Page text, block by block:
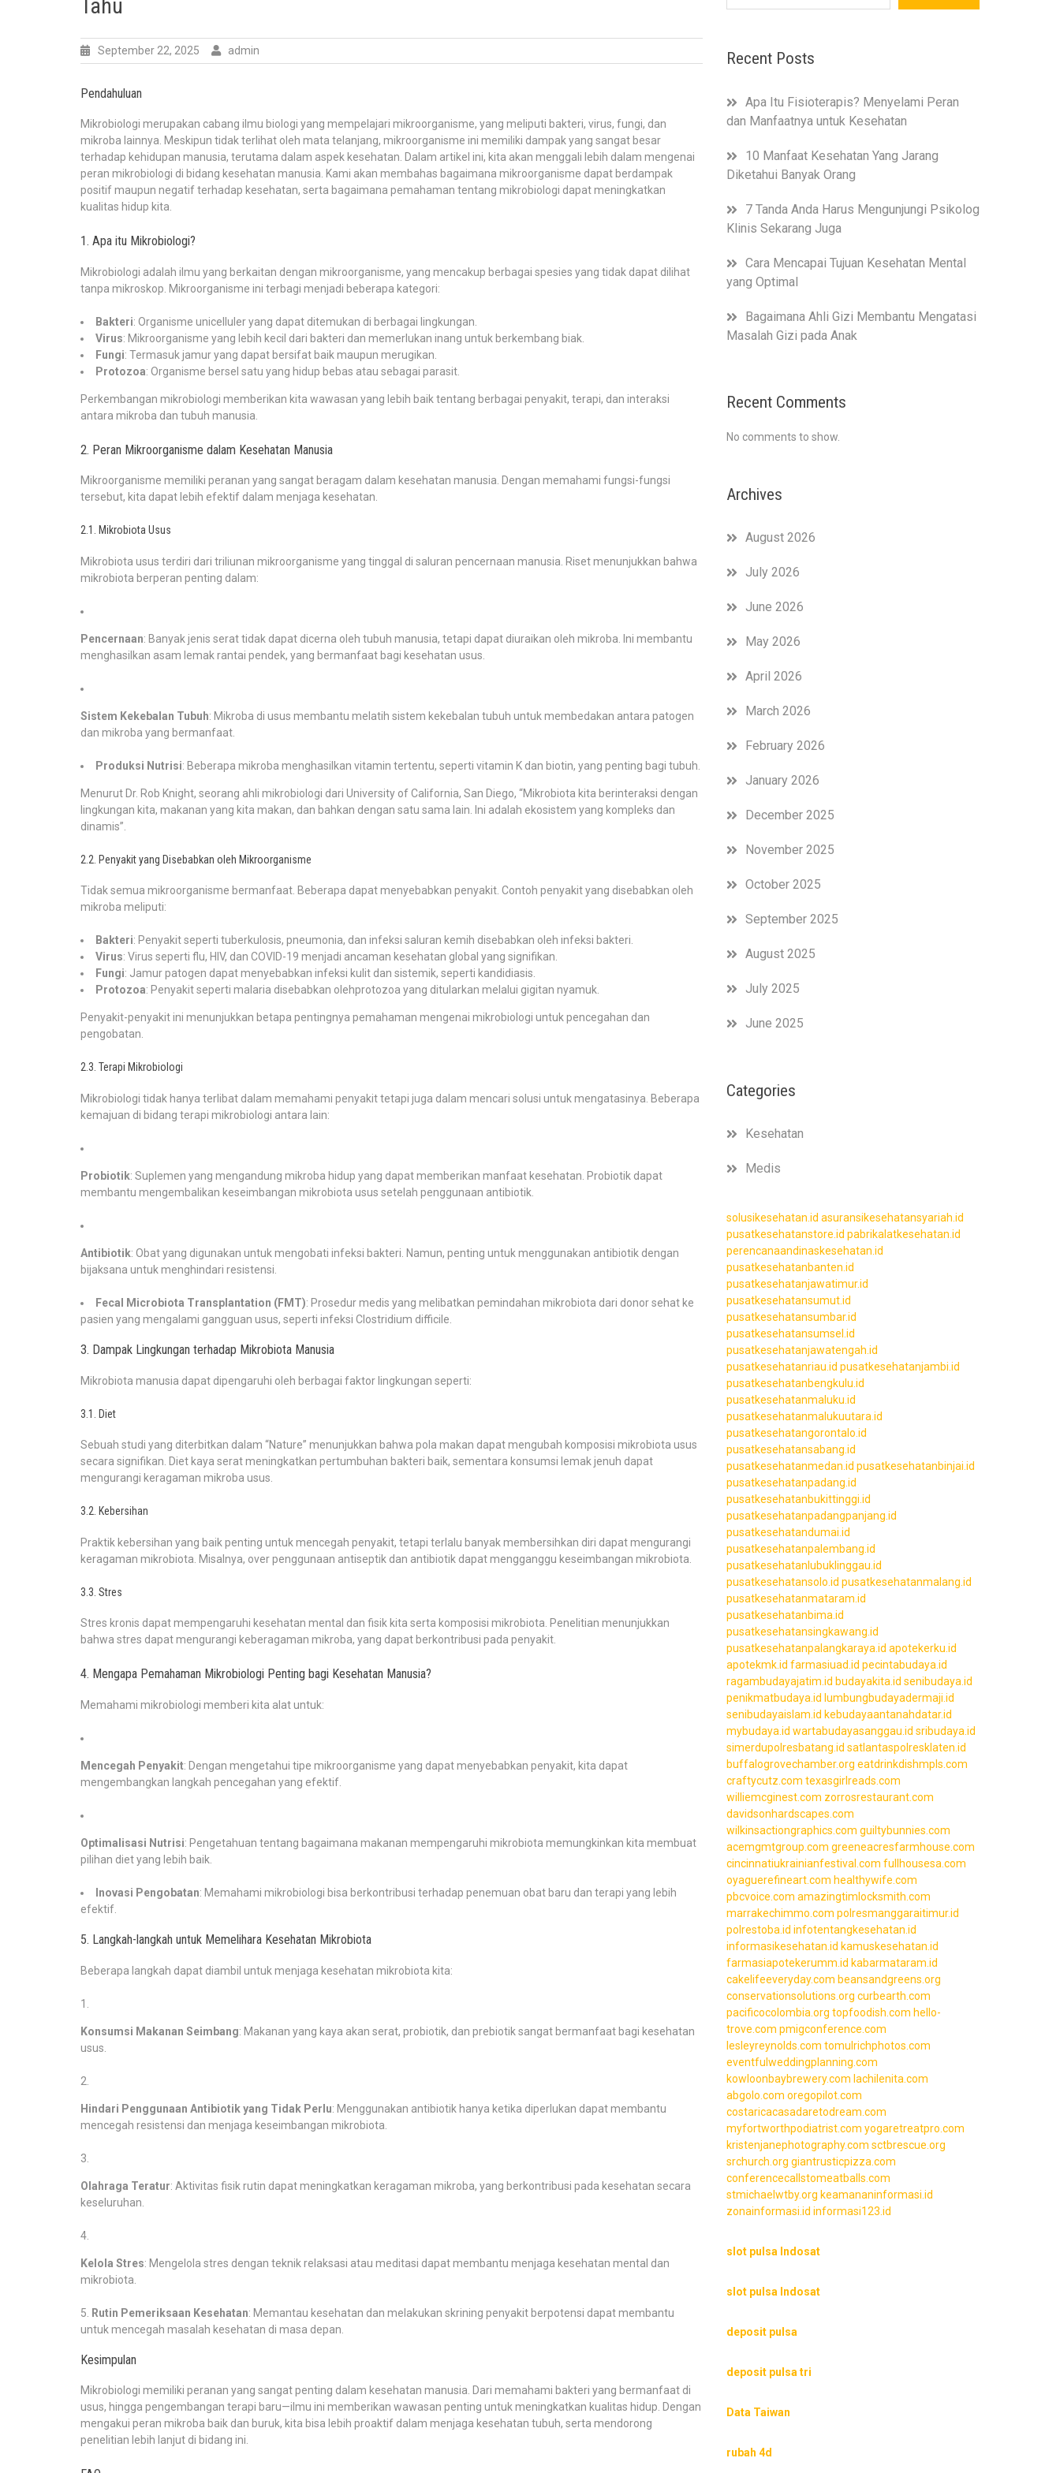
Tahu
September 22, 2025 admin
Pendahuluan
Mikrobiologi merupakan cabang ilmu biologi yang mempelajari mikroorganisme, yang meliputi bakteri, virus, fungi, dan
mikroba lainnya. Meskipun tidak terlihat oleh mata telanjang, mikroorganisme ini memiliki dampak yang sangat besar
terhadap kehidupan manusia, terutama dalam aspek kesehatan. Dalam artikel ini, kita akan menggali lebih dalam mengenai
peran mikrobiologi di bidang kesehatan manusia. Kami akan membahas bagaimana mikroorganisme dapat berdampak
positif maupun negatif terhadap kesehatan, serta bagaimana pemahaman tentang mikrobiologi dapat meningkatkan
kualitas hidup kita.
1. Apa itu Mikrobiologi?
Mikrobiologi adalah ilmu yang berkaitan dengan mikroorganisme, yang mencakup berbagai spesies yang tidak dapat dilihat
tanpa mikroskop. Mikroorganisme ini terbagi menjadi beberapa kategori:
Bakteri: Organisme unicelluler yang dapat ditemukan di berbagai lingkungan.
Virus: Mikroorganisme yang lebih kecil dari bakteri dan memerlukan inang untuk berkembang biak.
Fungi: Termasuk jamur yang dapat bersifat baik maupun merugikan.
Protozoa: Organisme bersel satu yang hidup bebas atau sebagai parasit.
Perkembangan mikrobiologi memberikan kita wawasan yang lebih baik tentang berbagai penyakit, terapi, dan interaksi
antara mikroba dan tubuh manusia.
2. Peran Mikroorganisme dalam Kesehatan Manusia
Mikroorganisme memiliki peranan yang sangat beragam dalam kesehatan manusia. Dengan memahami fungsi-fungsi
tersebut, kita dapat lebih efektif dalam menjaga kesehatan.
2.1. Mikrobiota Usus
Mikrobiota usus terdiri dari triliunan mikroorganisme yang tinggal di saluran pencernaan manusia. Riset menunjukkan bahwa
mikrobiota berperan penting dalam:
Pencernaan: Banyak jenis serat tidak dapat dicerna oleh tubuh manusia, tetapi dapat diuraikan oleh mikroba. Ini membantu
menghasilkan asam lemak rantai pendek, yang bermanfaat bagi kesehatan usus.
Sistem Kekebalan Tubuh: Mikroba di usus membantu melatih sistem kekebalan tubuh untuk membedakan antara patogen
dan mikroba yang bermanfaat.
Produksi Nutrisi: Beberapa mikroba menghasilkan vitamin tertentu, seperti vitamin K dan biotin, yang penting bagi tubuh.
Menurut Dr. Rob Knight, seorang ahli mikrobiologi dari University of California, San Diego, “Mikrobiota kita berinteraksi dengan
lingkungan kita, makanan yang kita makan, dan bahkan dengan satu sama lain. Ini adalah ekosistem yang kompleks dan
dinamis”.
2.2. Penyakit yang Disebabkan oleh Mikroorganisme
Tidak semua mikroorganisme bermanfaat. Beberapa dapat menyebabkan penyakit. Contoh penyakit yang disebabkan oleh
mikroba meliputi:
Bakteri: Penyakit seperti tuberkulosis, pneumonia, dan infeksi saluran kemih disebabkan oleh infeksi bakteri.
Virus: Virus seperti flu, HIV, dan COVID-19 menjadi ancaman kesehatan global yang signifikan.
Fungi: Jamur patogen dapat menyebabkan infeksi kulit dan sistemik, seperti kandidiasis.
Protozoa: Penyakit seperti malaria disebabkan olehprotozoa yang ditularkan melalui gigitan nyamuk.
Penyakit-penyakit ini menunjukkan betapa pentingnya pemahaman mengenai mikrobiologi untuk pencegahan dan
pengobatan.
2.3. Terapi Mikrobiologi
Mikrobiologi tidak hanya terlibat dalam memahami penyakit tetapi juga dalam mencari solusi untuk mengatasinya. Beberapa
kemajuan di bidang terapi mikrobiologi antara lain:
Probiotik: Suplemen yang mengandung mikroba hidup yang dapat memberikan manfaat kesehatan. Probiotik dapat
membantu mengembalikan keseimbangan mikrobiota usus setelah penggunaan antibiotik.
Antibiotik: Obat yang digunakan untuk mengobati infeksi bakteri. Namun, penting untuk menggunakan antibiotik dengan
bijaksana untuk menghindari resistensi.
Fecal Microbiota Transplantation (FMT): Prosedur medis yang melibatkan pemindahan mikrobiota dari donor sehat ke
pasien yang mengalami gangguan usus, seperti infeksi Clostridium difficile.
3. Dampak Lingkungan terhadap Mikrobiota Manusia
Mikrobiota manusia dapat dipengaruhi oleh berbagai faktor lingkungan seperti:
3.1. Diet
Sebuah studi yang diterbitkan dalam “Nature” menunjukkan bahwa pola makan dapat mengubah komposisi mikrobiota usus
secara signifikan. Diet kaya serat meningkatkan pertumbuhan bakteri baik, sementara konsumsi lemak jenuh dapat
mengurangi keragaman mikroba usus.
3.2. Kebersihan
Praktik kebersihan yang baik penting untuk mencegah penyakit, tetapi terlalu banyak membersihkan diri dapat mengurangi
keragaman mikrobiota. Misalnya, over penggunaan antiseptik dan antibiotik dapat mengganggu keseimbangan mikrobiota.
3.3. Stres
Stres kronis dapat mempengaruhi kesehatan mental dan fisik kita serta komposisi mikrobiota. Penelitian menunjukkan
bahwa stres dapat mengurangi keberagaman mikroba, yang dapat berkontribusi pada penyakit.
4. Mengapa Pemahaman Mikrobiologi Penting bagi Kesehatan Manusia?
Memahami mikrobiologi memberi kita alat untuk:
Mencegah Penyakit: Dengan mengetahui tipe mikroorganisme yang dapat menyebabkan penyakit, kita dapat
mengembangkan langkah pencegahan yang efektif.
Optimalisasi Nutrisi: Pengetahuan tentang bagaimana makanan mempengaruhi mikrobiota memungkinkan kita membuat
pilihan diet yang lebih baik.
Inovasi Pengobatan: Memahami mikrobiologi bisa berkontribusi terhadap penemuan obat baru dan terapi yang lebih
efektif.
5. Langkah-langkah untuk Memelihara Kesehatan Mikrobiota
Beberapa langkah dapat diambil untuk menjaga kesehatan mikrobiota kita:
Konsumsi Makanan Seimbang: Makanan yang kaya akan serat, probiotik, dan prebiotik sangat bermanfaat bagi kesehatan
usus.
Hindari Penggunaan Antibiotik yang Tidak Perlu: Menggunakan antibiotik hanya ketika diperlukan dapat membantu
mencegah resistensi dan menjaga keseimbangan mikrobiota.
Olahraga Teratur: Aktivitas fisik rutin dapat meningkatkan keragaman mikroba, yang berkontribusi pada kesehatan secara
keseluruhan.
Kelola Stres: Mengelola stres dengan teknik relaksasi atau meditasi dapat membantu menjaga kesehatan mental dan
mikrobiota.
Rutin Pemeriksaan Kesehatan: Memantau kesehatan dan melakukan skrining penyakit berpotensi dapat membantu
untuk mencegah masalah kesehatan di masa depan.
Kesimpulan
Mikrobiologi memiliki peranan yang sangat penting dalam kesehatan manusia. Dari memahami bakteri yang bermanfaat di
usus, hingga pengembangan terapi baru—ilmu ini memberikan wawasan penting untuk meningkatkan kualitas hidup. Dengan
mengakui peran mikroba baik dan buruk, kita bisa lebih proaktif dalam menjaga kesehatan tubuh, serta mendorong
penelitian lebih lanjut di bidang ini.
Recent Posts
Apa Itu Fisioterapis? Menyelami Peran
dan Manfaatnya untuk Kesehatan
10 Manfaat Kesehatan Yang Jarang
Diketahui Banyak Orang
7 Tanda Anda Harus Mengunjungi Psikolog
Klinis Sekarang Juga
Cara Mencapai Tujuan Kesehatan Mental
yang Optimal
Bagaimana Ahli Gizi Membantu Mengatasi
Masalah Gizi pada Anak
Recent Comments
No comments to show.
Archives
August 2026
July 2026
June 2026
May 2026
April 2026
March 2026
February 2026
January 2026
December 2025
November 2025
October 2025
September 2025
August 2025
July 2025
June 2025
Categories
Kesehatan
Medis
solusikesehatan.id asuransikesehatansyariah.id
pusatkesehatanstore.id pabrikalatkesehatan.id
perencanaandinaskesehatan.id
pusatkesehatanbanten.id
pusatkesehatanjawatimur.id
pusatkesehatansumut.id
pusatkesehatansumbar.id
pusatkesehatansumsel.id
pusatkesehatanjawatengah.id
pusatkesehatanriau.id pusatkesehatanjambi.id
pusatkesehatanbengkulu.id
pusatkesehatanmaluku.id
pusatkesehatanmalukuutara.id
pusatkesehatangorontalo.id
pusatkesehatansabang.id
pusatkesehatanmedan.id pusatkesehatanbinjai.id
pusatkesehatanpadang.id
pusatkesehatanbukittinggi.id
pusatkesehatanpadangpanjang.id
pusatkesehatandumai.id
pusatkesehatanpalembang.id
pusatkesehatanlubuklinggau.id
pusatkesehatansolo.id pusatkesehatanmalang.id
pusatkesehatanmataram.id
pusatkesehatanbima.id
pusatkesehatansingkawang.id
pusatkesehatanpalangkaraya.id apotekerku.id
apotekmk.id farmasiuad.id pecintabudaya.id
ragambudayajatim.id budayakita.id senibudaya.id
penikmatbudaya.id lumbungbudayadermaji.id
senibudayaislam.id kebudayaantanahdatar.id
mybudaya.id wartabudayasanggau.id sribudaya.id
simerdupolresbatang.id satlantaspolresklaten.id
buffalogrovechamber.org eatdrinkdishmpls.com
craftycutz.com texasgirlreads.com
williemcginest.com zorrosrestaurant.com
davidsonhardscapes.com
wilkinsactiongraphics.com guiltybunnies.com
acemgmtgroup.com greeneacresfarmhouse.com
cincinnatiukrainianfestival.com fullhousesa.com
oyaguerefineart.com healthywife.com
pbcvoice.com amazingtimlocksmith.com
marrakechimmo.com polresmanggaraitimur.id
polrestoba.id infotentangkesehatan.id
informasikesehatan.id kamuskesehatan.id
farmasiapotekerumm.id kabarmataram.id
cakelifeeveryday.com beansandgreens.org
conservationsolutions.org curbearth.com
pacificocolombia.org topfoodish.com hello-
trove.com pmigconference.com
lesleyreynolds.com tomulrichphotos.com
eventfulweddingplanning.com
kowloonbaybrewery.com lachilenita.com
abgolo.com oregopilot.com
costaricacasadaretodream.com
myfortworthpodiatrist.com yogaretreatpro.com
kristenjanephotography.com sctbrescue.org
srchurch.org giantrusticpizza.com
conferencecallstomeatballs.com
stmichaelwtby.org keamananinformasi.id
zonainformasi.id informasi123.id
slot pulsa Indosat
slot pulsa Indosat
deposit pulsa
deposit pulsa tri
Data Taiwan
rubah 4d